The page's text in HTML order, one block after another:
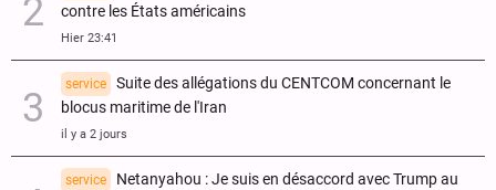
contre les États américains
Hier 23:41
service
Suite des allégations du CENTCOM concernant le
blocus maritime de l'Iran
il y a 2 jours
service
Netanyahou : Je suis en désaccord avec Trump au